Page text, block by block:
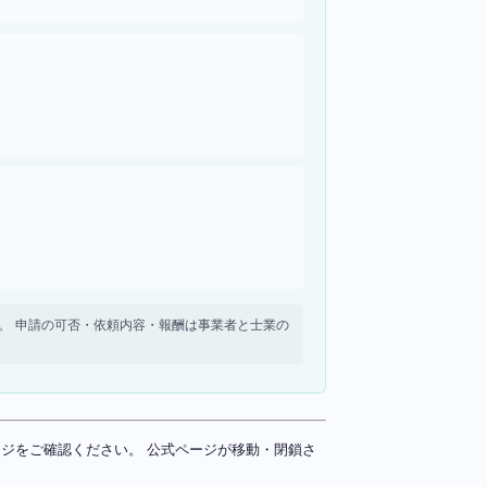
申請の可否・依頼内容・報酬は事業者と士業の
をご確認ください。 公式ページが移動・閉鎖さ